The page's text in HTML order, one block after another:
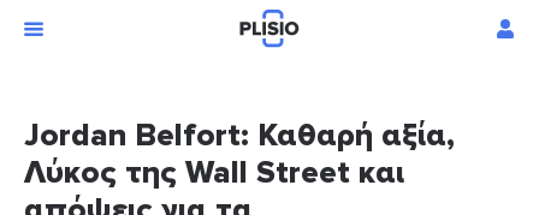
Jordan Belfort: Καθαρή αξία,
Λύκος της Wall Street και